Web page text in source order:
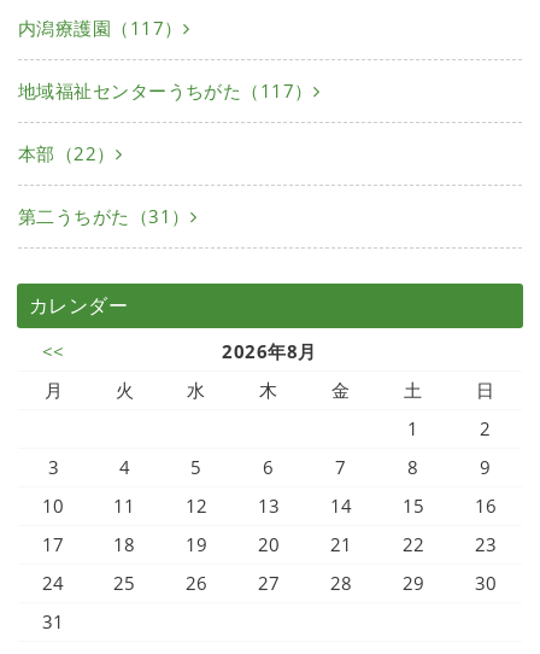
内潟療護園（117）
地域福祉センターうちがた（117）
本部（22）
第二うちがた（31）
カレンダー
<<
2026年8月
月
火 水 木 金 土
日
1
2
3
4 5 6 7 8
9
10
11 12 13 14 15
16
17
18 19 20 21 22
23
24
25 26 27 28 29
30
31